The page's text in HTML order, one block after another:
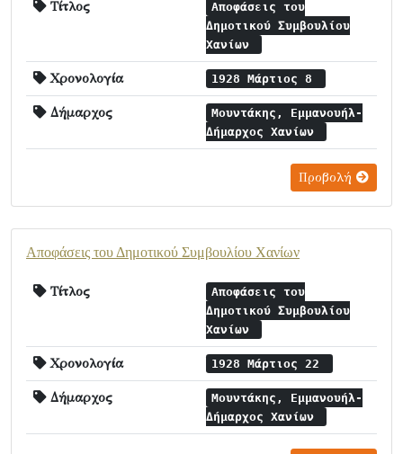
Τίτλος
Αποφάσεις του
Δημοτικού Συμβουλίου
Χανίων
Χρονολογία 1928 Μάρτιος 8
Δήμαρχος
Μουντάκης, Εμμανουήλ-
Δήμαρχος Χανίων
Προβολή
Αποφάσεις του Δημοτικού Συμβουλίου Χανίων
Τίτλος
Αποφάσεις του
Δημοτικού Συμβουλίου
Χανίων
Χρονολογία 1928 Μάρτιος 22
Δήμαρχος
Μουντάκης, Εμμανουήλ-
Δήμαρχος Χανίων